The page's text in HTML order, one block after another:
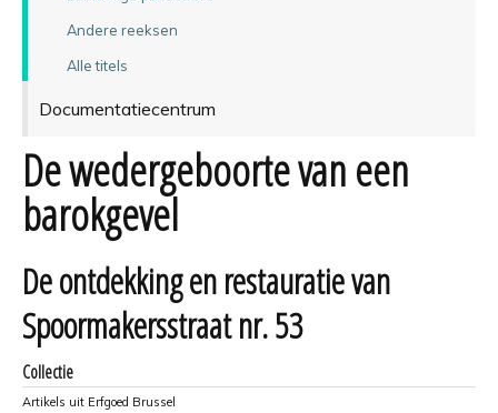
Andere reeksen
Alle titels
Documentatiecentrum
De wedergeboorte van een
barokgevel
De ontdekking en restauratie van
Spoormakersstraat nr. 53
Collectie
Artikels uit Erfgoed Brussel